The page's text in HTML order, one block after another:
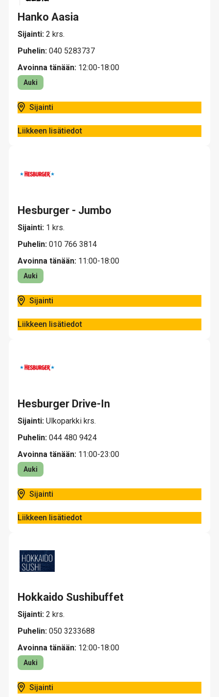
Hanko Aasia
Sijainti: 2 krs.
Puhelin: 040 5283737
Avoinna tänään: 12:00-18:00
Auki
Sijainti
Liikkeen lisätiedot
Hesburger - Jumbo
Sijainti: 1 krs.
Puhelin: 010 766 3814
Avoinna tänään: 11:00-18:00
Auki
Sijainti
Liikkeen lisätiedot
Hesburger Drive-In
Sijainti: Ulkoparkki krs.
Puhelin: 044 480 9424
Avoinna tänään: 11:00-23:00
Auki
Sijainti
Liikkeen lisätiedot
Hokkaido Sushibuffet
Sijainti: 2 krs.
Puhelin: 050 3233688
Avoinna tänään: 12:00-18:00
Auki
Sijainti